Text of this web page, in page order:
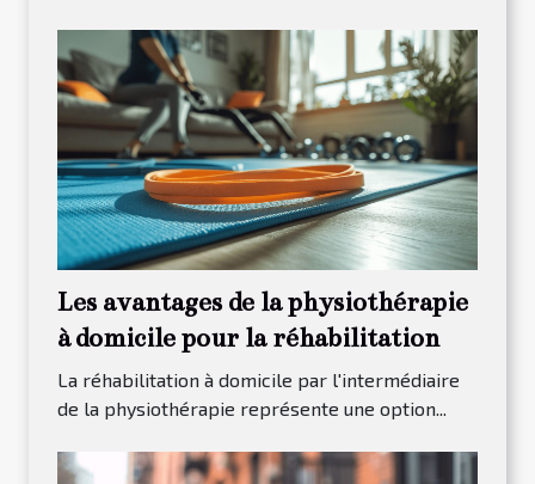
Les avantages de la physiothérapie
à domicile pour la réhabilitation
La réhabilitation à domicile par l'intermédiaire
de la physiothérapie représente une option...